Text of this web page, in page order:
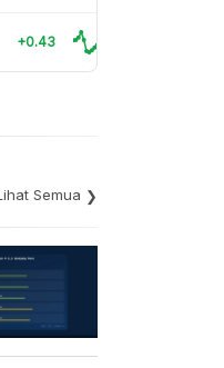
+0.43
Semua